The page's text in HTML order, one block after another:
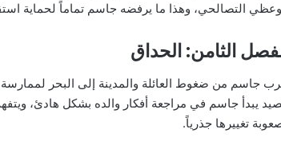
التصالحي، وهذا ما يرفضه جاسم تماماً لحماية
الثامن: الحداق
جاسم من ضغوط العائلة والمدينة إلى البحر
يبدأ جاسم في مراجعة أفكار والده بشكل هادئ،
تغييرها جذرياً.